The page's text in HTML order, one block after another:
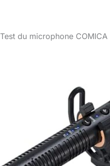
Test du microphone